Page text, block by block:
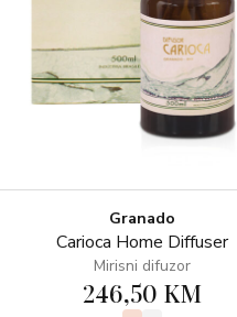
Granado
Carioca Home Diffuser
Mirisni difuzor
246,50 KM